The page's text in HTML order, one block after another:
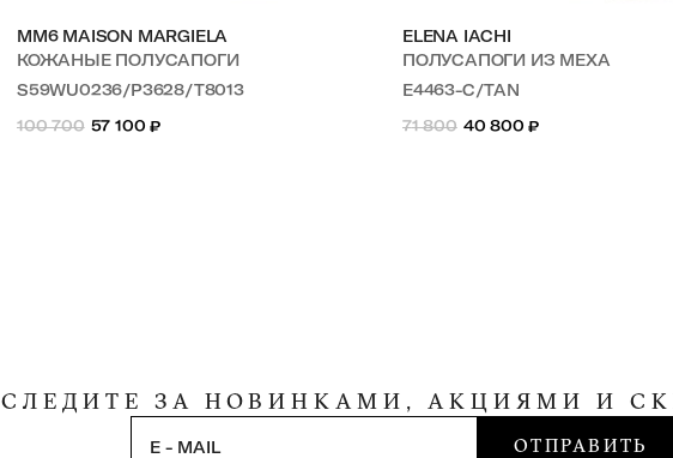
MM6 MAISON MARGIELA
КОЖАНЫЕ ПОЛУСАПОГИ
S59WU0236/P3628/T8013
100 700
57 100 ₽
ELENA IACHI
ПОЛУСАПОГИ ИЗ МЕХА
E4463-C/TAN
71 800
40 800 ₽
СЛЕДИТЕ ЗА НОВИНКАМИ, АКЦИЯМИ И
E - MAIL ОТПРАВИТЬ